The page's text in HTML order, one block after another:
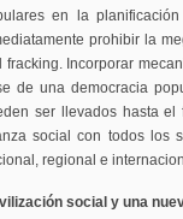
en la
prohibir la
fracking. Incorporar
de una democracia
ser llevados hasta
social con todos los
regional e
social y una